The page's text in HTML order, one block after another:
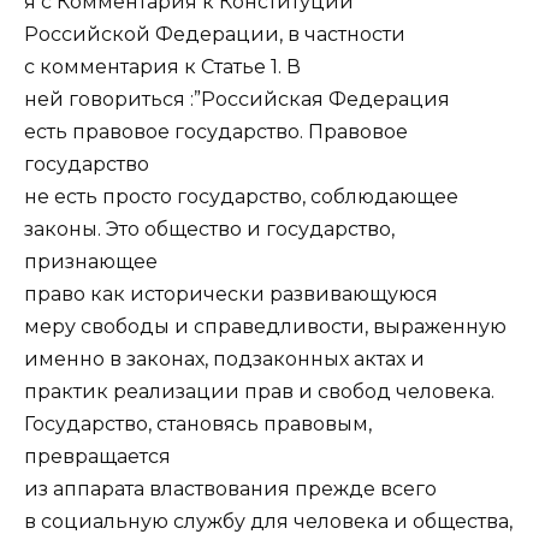
Российской Федерации, в частности
с комментария к Статье 1. В
ней говориться :”Российская Федерация
есть правовое государство. Правовое
государство
не есть просто государство, соблюдающее
законы. Это общество и государство,
признающее
право как исторически развивающуюся
меру свободы и справедливости, выраженную
именно в законах, подзаконных актах и
практик реализации прав и свобод человека.
Государство, становясь правовым,
превращается
из аппарата властвования прежде всего
в социальную службу для человека и общества,